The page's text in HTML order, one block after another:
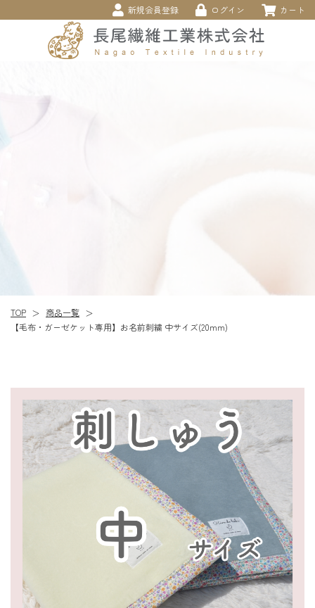
新規会員登録 ログイン カート
TOP ＞ 商品一覧 ＞
【毛布・ガーゼケット専用】お名前刺繍 中サイズ(20mm)